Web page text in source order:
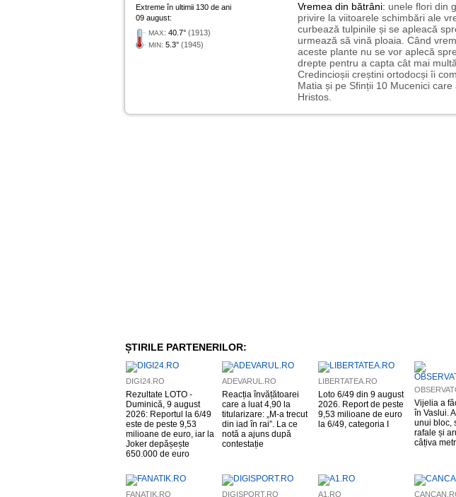
Extreme în ultimii 130 de ani
09 august:
MAX: 40.7° (1913)
MIN: 5.3° (1945)
Vremea din bătrâni: unele flori din
privire la viitoarele schimbări ale
curbează tulpinile și se apleacă
urmează să vină ploaia. Când
aceste plante nu se vor aplecă
drepte pentru a capta cât mai
Credincioșii creștini ortodocși îi
Matia și pe Sfinții 10 Mucenici
Hristos.
ȘTIRILE PARTENERILOR:
DIGI24.RO
Rezultate LOTO -
Duminică, 9 august
2026: Reportul la 6/49
este de peste 9,53
milioane de euro, iar la
Joker depășește
650.000 de euro
ADEVARUL.RO
Reacția învățătoarei
care a luat 4,90 la
titularizare: „M-a trecut
din iad în rai”. La ce
notă a ajuns după
contestație
LIBERTATEA.RO
Loto 6/49 din 9 august
2026. Report de peste
9,53 milioane de euro
la 6/49, categoria I
Vijelia a
în Vaslui.
unui bloc,
rafale și
câțiva
FANATIK.RO DIGISPORT.RO A1.RO